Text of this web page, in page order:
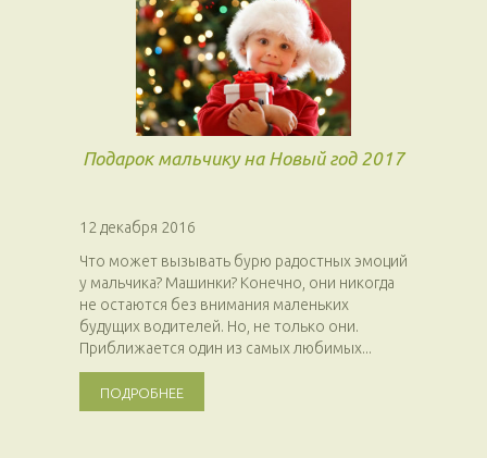
Подарок мальчику на Новый год 2017
12 декабря 2016
Что может вызывать бурю радостных эмоций
у мальчика? Машинки? Конечно, они никогда
не остаются без внимания маленьких
будущих водителей. Но, не только они.
Приближается один из самых любимых...
ПОДРОБНЕЕ